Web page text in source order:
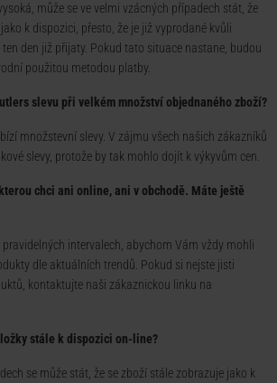
může se ve velmi vzácných případech stát, že
k dispozici, přesto, že je již vyprodané kvůli
den již přijaty. Pokud tato situace nastane, budou
použitou metodou platby.
slevu při velkém množství objednaného zboží?
množstevní slevy. V zájmu všech našich zákazníků
slevy, protože by tak mohlo dojít k výkyvům cen.
chci ani online, ani v obchodě. Máte ještě
intervalech, abychom Vám vždy mohli
dle aktuálních trendů. Pokud si nejste jisti
kontaktujte naši zákaznickou linku na
stále k dispozici on-line?
se může stát, že se zboží stále zobrazuje jako k